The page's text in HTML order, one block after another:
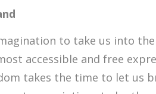
to take us into
accessible and free
takes the time to let us